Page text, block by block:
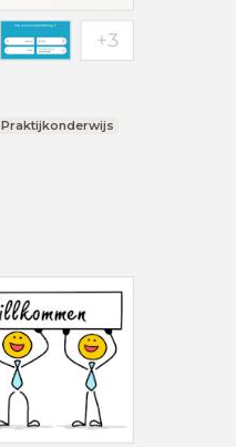
Praktijkonderwijs